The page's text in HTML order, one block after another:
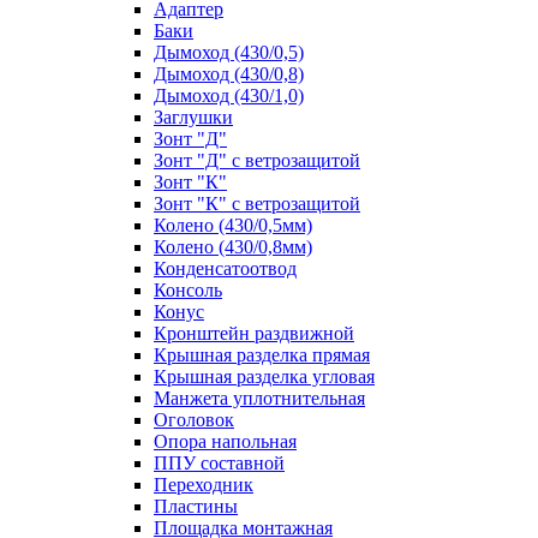
Адаптер
Баки
Дымоход (430/0,5)
Дымоход (430/0,8)
Дымоход (430/1,0)
Заглушки
Зонт "Д"
Зонт "Д" с ветрозащитой
Зонт "К"
Зонт "К" с ветрозащитой
Колено (430/0,5мм)
Колено (430/0,8мм)
Конденсатоотвод
Консоль
Конус
Кронштейн раздвижной
Крышная разделка прямая
Крышная разделка угловая
Манжета уплотнительная
Оголовок
Опора напольная
ППУ составной
Переходник
Пластины
Площадка монтажная